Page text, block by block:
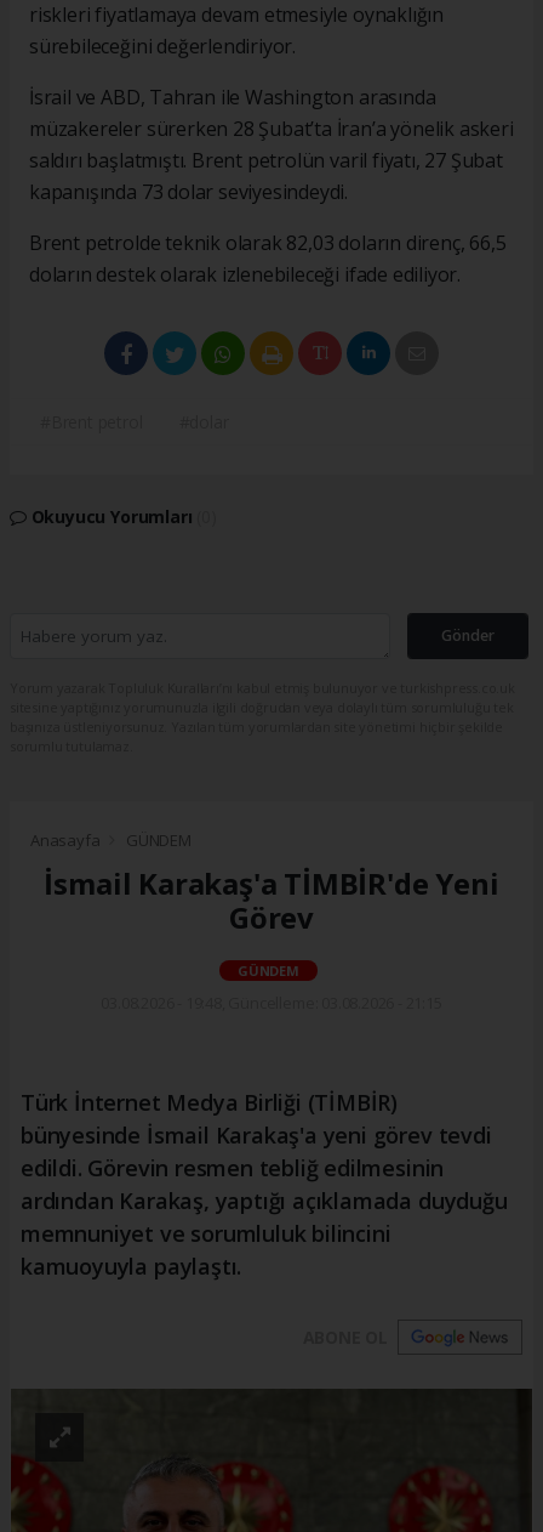
riskleri fiyatlamaya devam etmesiyle oynaklığın
sürebileceğini değerlendiriyor.
İsrail ve ABD, Tahran ile Washington arasında
müzakereler sürerken 28 Şubat’ta İran’a yönelik askeri
saldırı başlatmıştı. Brent petrolün varil fiyatı, 27 Şubat
kapanışında 73 dolar seviyesindeydi.
Brent petrolde teknik olarak 82,03 doların direnç, 66,5
doların destek olarak izlenebileceği ifade ediliyor.
Okuyucu Yorumları
Gönder
Anasayfa GÜNDEM
İsmail Karakaş'a TİMBİR'de Yeni
Görev
GÜNDEM
Türk İnternet Medya Birliği (TİMBİR)
bünyesinde İsmail Karakaş'a yeni görev tevdi
edildi. Görevin resmen tebliğ edilmesinin
ardından Karakaş, yaptığı açıklamada duyduğu
memnuniyet ve sorumluluk bilincini
kamuoyuyla paylaştı.